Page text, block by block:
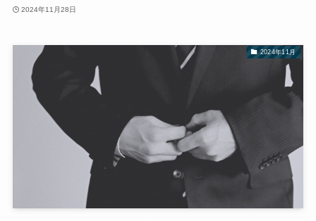
2024年11月28日
2024年11月